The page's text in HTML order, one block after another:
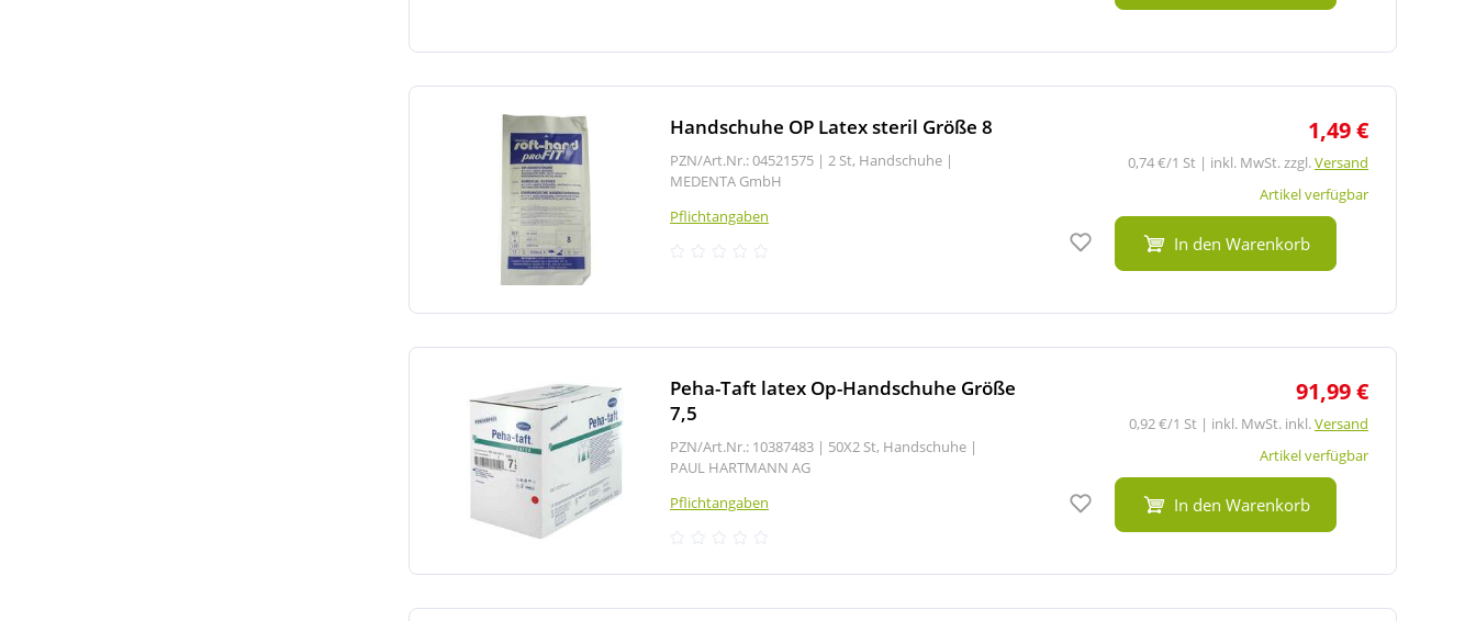
Handschuhe OP Latex steril Größe 8
PZN/Art.Nr.: 04521575 | 2 St, Handschuhe |
MEDENTA GmbH
Pflichtangaben
1,49 €
0,74 €/1 St | inkl. MwSt. zzgl.Versand
Artikel verfügbar
Auf den Merkzettel
In den Warenkorb
Peha-Taft latex Op-Handschuhe Größe
7,5
PZN/Art.Nr.: 10387483 | 50X2 St, Handschuhe |
PAUL HARTMANN AG
Pflichtangaben
91,99 €
0,92 €/1 St | inkl. MwSt. inkl.Versand
Artikel verfügbar
Auf den Merkzettel
In den Warenkorb